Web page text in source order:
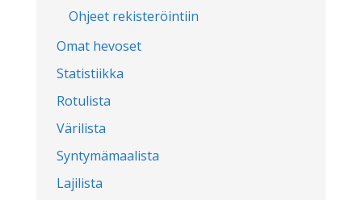
Ohjeet rekisteröintiin
Omat hevoset
Statistiikka
Rotulista
Värilista
Syntymämaalista
Lajilista